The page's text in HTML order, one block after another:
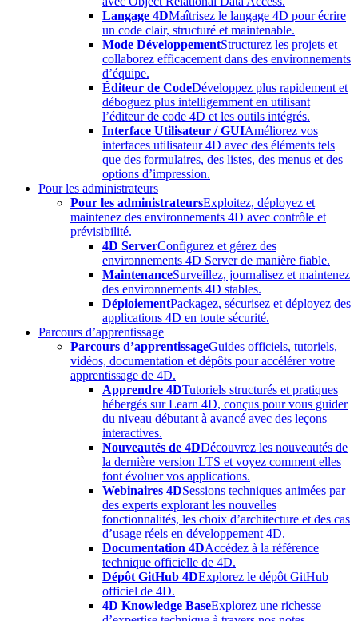
Langage 4DMaîtrisez le langage 4D pour écrire
un code clair, structuré et maintenable.
Mode DéveloppementStructurez les projets et
collaborez efficacement dans des environnements
d’équipe.
Éditeur de CodeDéveloppez plus rapidement et
déboguez plus intelligemment en utilisant
l’éditeur de code 4D et les outils intégrés.
Interface Utilisateur / GUIAméliorez vos
interfaces utilisateur 4D avec des éléments tels
que des formulaires, des listes, des menus et des
options d’impression.
Pour les administrateurs
Pour les administrateursExploitez, déployez et
maintenez des environnements 4D avec contrôle et
prévisibilité.
4D ServerConfigurez et gérez des
environnements 4D Server de manière fiable.
MaintenanceSurveillez, journalisez et maintenez
des environnements 4D stables.
DéploiementPackagez, sécurisez et déployez des
applications 4D en toute sécurité.
Parcours d’apprentissage
Parcours d’apprentissageGuides officiels, tutoriels,
vidéos, documentation et dépôts pour accélérer votre
apprentissage de 4D.
Apprendre 4DTutoriels structurés et pratiques
hébergés sur Learn 4D, conçus pour vous guider
du niveau débutant à avancé avec des leçons
interactives.
Nouveautés de 4DDécouvrez les nouveautés de
la dernière version LTS et voyez comment elles
font évoluer vos applications.
Webinaires 4DSessions techniques animées par
des experts explorant les nouvelles
fonctionnalités, les choix d’architecture et des cas
d’usage réels en développement 4D.
Documentation 4DAccédez à la référence
technique officielle de 4D.
Dépôt GitHub 4DExplorez le dépôt GitHub
officiel de 4D.
4D Knowledge BaseExplorez une richesse